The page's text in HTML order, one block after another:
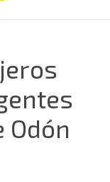
Odón